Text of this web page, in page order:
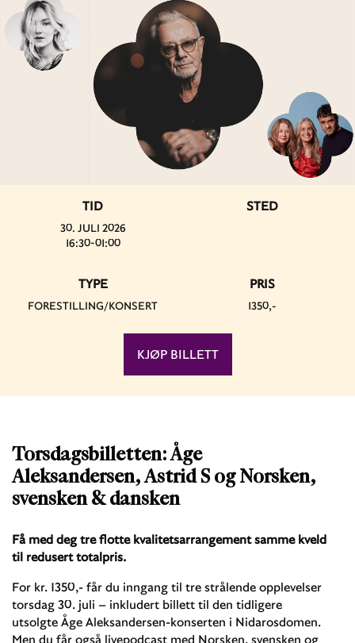
Torsdagsbilletten: Åge
Aleksandersen, Astrid S og Norsken,
svensken & dansken
Få med deg tre flotte kvalitetsarrangement samme kveld
til redusert totalpris.
For kr. 1350,- får du inngang til tre strålende opplevelser
torsdag 30. juli – inkludert billett til den tidligere
utsolgte Åge Aleksandersen-konserten i Nidarosdomen.
Men du får også livepodcast med Norsken, svensken og
TID
30. JULI 2026
16:30-01:00
STED
TYPE
FORESTILLING/KONSERT
PRIS
1350,-
KJØP BILLETT